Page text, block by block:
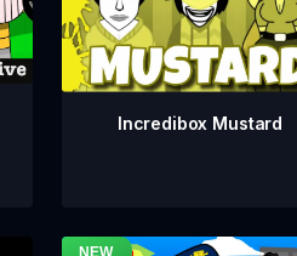
Incredibox Mustard